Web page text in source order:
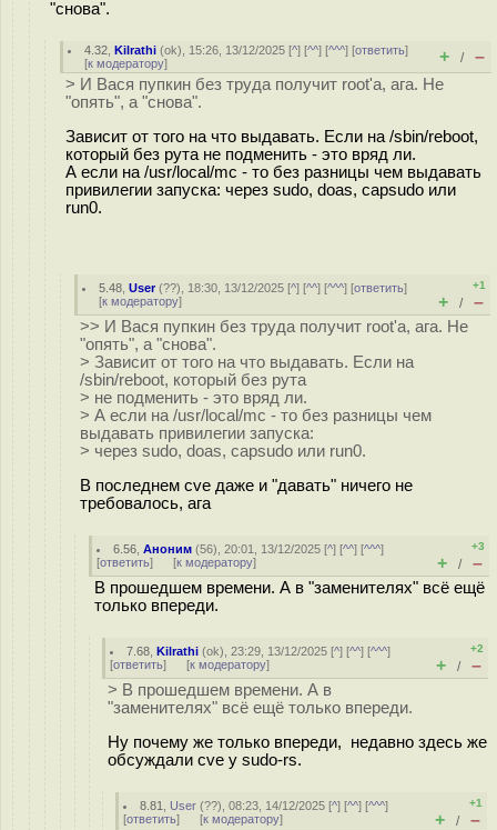
"снова".
4.32 ,Kilrathi (ok), 15:26, 13/12/2025 [^] [^^] [^^^] [ответить]
[к модератору] + / –
> И Вася пупкин без труда получит root'a, ага. Не
"опять", а "снова".
Зависит от того на что выдавать. Если на /sbin/reboot,
который без рута не подменить - это вряд ли.
А если на /usr/local/mc - то без разницы чем выдавать
привилегии запуска: через sudo, doas, capsudo или
run0.
5.48 ,User(??), 18:30, 13/12/2025 [^] [^^] [^^^] [ответить]
[к модератору]
+1
+ / –
>> И Вася пупкин без труда получит root'a, ага. Не
"опять", а "снова".
> Зависит от того на что выдавать. Если на
/sbin/reboot, который без рута
> не подменить - это вряд ли.
> А если на /usr/local/mc - то без разницы чем
выдавать привилегии запуска:
> через sudo, doas, capsudo или run0.
В последнем cve даже и "давать" ничего не
требовалось, ага
6.56 ,Аноним (56), 20:01, 13/12/2025 [^] [^^] [^^^]
[ответить] [к модератору]
+3
+ / –
В прошедшем времени. А в "заменителях" всё ещё
только впереди.
7.68 ,Kilrathi (ok), 23:29, 13/12/2025 [^] [^^] [^^^]
[ответить] [к модератору]
+2
+ / –
> В прошедшем времени. А в
"заменителях" всё ещё только впереди.
Ну почему же только впереди, недавно здесь же
обсуждали cve у sudo-rs.
8.81 User (??), 08:23, 14/12/2025 [^] [^^] [^^^]
[ответить] [к модератору]
+1
+ / –